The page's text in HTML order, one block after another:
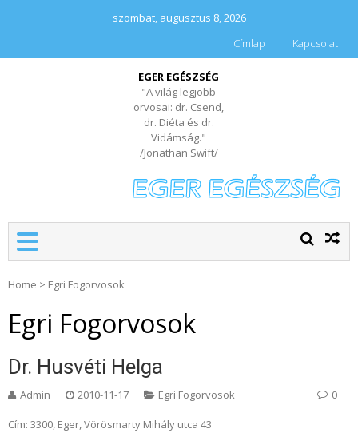
szombat, augusztus 8, 2026
Címlap
Kapcsolat
EGER EGÉSZSÉG
"A világ legjobb
orvosai: dr. Csend,
dr. Diéta és dr.
Vidámság."
/Jonathan Swift/
Home > Egri Fogorvosok
Egri Fogorvosok
Dr. Husvéti Helga
Admin 2010-11-17 Egri Fogorvosok 0
Cím: 3300, Eger, Vörösmarty Mihály utca 43